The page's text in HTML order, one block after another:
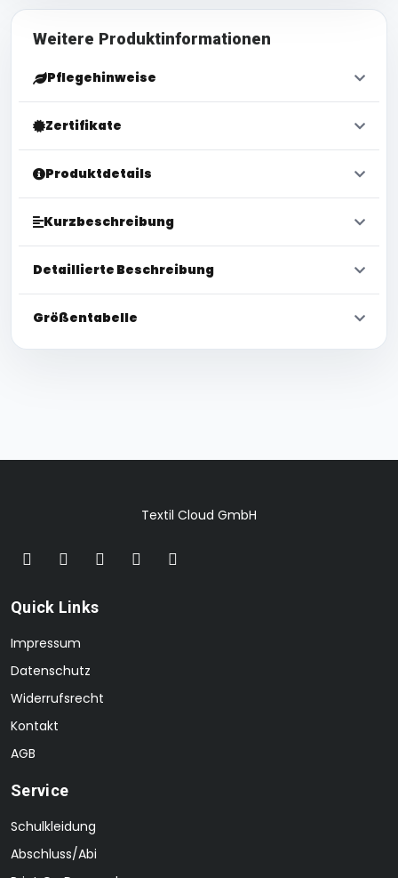
Weitere Produktinformationen
Pflegehinweise
Zertifikate
Produktdetails
Kurzbeschreibung
Detaillierte Beschreibung
Größentabelle
Textil Cloud GmbH
Quick Links
Impressum
Datenschutz
Widerrufsrecht
Kontakt
AGB
Service
Schulkleidung
Abschluss/Abi